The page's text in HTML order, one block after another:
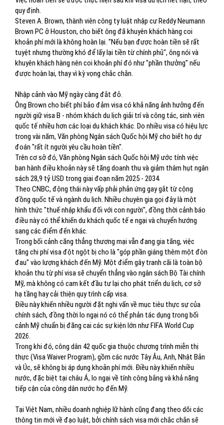
quy định.
Steven A. Brown, thành viên công ty luật nhập cư Reddy Neumann
Brown PC ở Houston, cho biết ông đã khuyên khách hàng coi
khoản phí mới là không hoàn lại. "Nếu bạn được hoàn tiền sẽ rất
tuyệt nhưng thường khó để lấy lại tiền từ chính phủ", ông nói và
khuyên khách hàng nên coi khoản phí đó như "phần thưởng" nếu
được hoàn lại, thay vì kỳ vọng chắc chắn.
Nhập cảnh vào Mỹ ngày càng đắt đỏ.
Ông Brown cho biết phí bảo đảm visa có khả năng ảnh hưởng đến
người giữ visa B - nhóm khách du lịch giải trí và công tác, sinh viên
quốc tế nhiều hơn các loại du khách khác. Do nhiều visa có hiệu lực
trong vài năm, Văn phòng Ngân sách Quốc hội Mỹ cho biết họ dự
đoán "rất ít người yêu cầu hoàn tiền".
Trên cơ sở đó, Văn phòng Ngân sách Quốc hội Mỹ ước tính việc
ban hành điều khoản này sẽ tăng doanh thu và giảm thâm hụt ngân
sách 28,9 tỷ USD trong giai đoạn năm 2025 - 2034.
Theo CNBC, động thái này vấp phải phản ứng gay gắt từ cộng
đồng quốc tế và ngành du lịch. Nhiều chuyên gia gọi đây là một
hình thức "thuế nhập khẩu đối với con người", đồng thời cảnh báo
điều này có thể khiến du khách quốc tế e ngại và chuyển hướng
sang các điểm đến khác.
Trong bối cảnh căng thẳng thương mại vẫn đang gia tăng, việc
tăng chi phí visa đột ngột bị cho là "góp phần giáng thêm một đòn
đau" vào lượng khách đến Mỹ. Một điểm gây tranh cãi là toàn bộ
khoản thu từ phí visa sẽ chuyển thẳng vào ngân sách Bộ Tài chính
Mỹ, mà không có cam kết đầu tư lại cho phát triển du lịch, cơ sở
hạ tầng hay cải thiện quy trình cấp visa.
Điều này khiến nhiều người đặt nghi vấn về mục tiêu thực sự của
chính sách, đồng thời lo ngại nó có thể phản tác dụng trong bối
cảnh Mỹ chuẩn bị đăng cai các sự kiện lớn như FIFA World Cup
2026.
Trong khi đó, công dân 42 quốc gia thuộc chương trình miễn thị
thực (Visa Waiver Program), gồm các nước Tây Âu, Anh, Nhật Bản
và Úc, sẽ không bị áp dụng khoản phí mới. Điều này khiến nhiều
nước, đặc biệt tại châu Á, lo ngại về tính công bằng và khả năng
tiếp cận của công dân nước họ đến Mỹ.
Tại Việt Nam, nhiều doanh nghiệp lữ hành cũng đang theo dõi các
thông tin mới về đạo luật, bởi chính sách visa mới chắc chắn sẽ